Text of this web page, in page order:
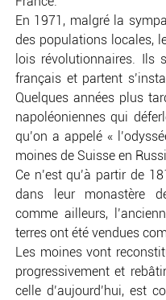
En 1971, malgré la
des populations locales,
lois révolutionnaires. Ils
français et partent
Quelques années plus
napoléoniennes qui
qu’on a appelé «
moines de Suisse en
Ce n’est qu’à partir de
dans leur monastère
comme ailleurs,
terres ont été vendues
Les moines vont
progressivement et
celle d’aujourd’hui, est